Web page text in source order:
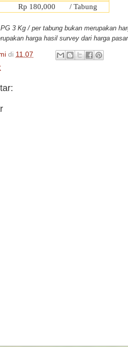
Rp 180,000 / Tabung
3 Kg / per tabung bukan merupakan
harga hasil survey dari harga
di 11.07